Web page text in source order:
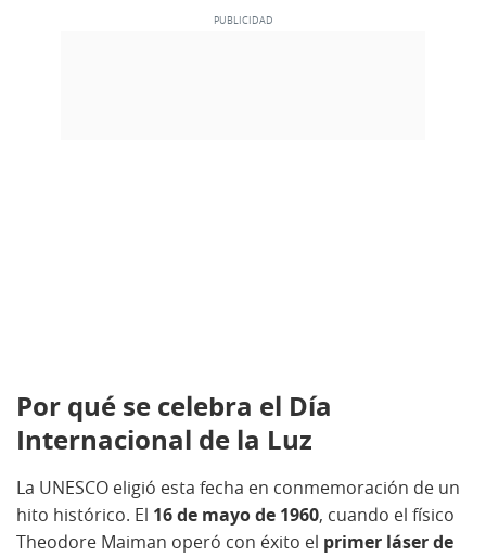
Por qué se celebra el Día
Internacional de la Luz
La UNESCO eligió esta fecha en conmemoración de un
hito histórico. El 16 de mayo de 1960, cuando el físico
Theodore Maiman operó con éxito el primer láser de